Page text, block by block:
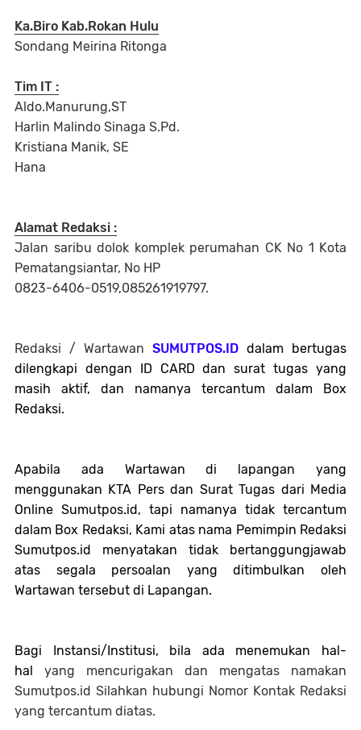
Ka.Biro Kab.Rokan Hulu
Sondang Meirina Ritonga
Tim IT :
Aldo.Manurung,ST
Harlin Malindo Sinaga S.Pd.
Kristiana Manik, SE
Hana
Alamat Redaksi :
Jalan saribu dolok komplek perumahan CK No 1 Kota
Pematangsiantar, No HP
0823-6406-0519,085261919797.
Redaksi / Wartawan SUMUTPOS.ID dalam bertugas
dilengkapi dengan ID CARD dan surat tugas yang
masih aktif, dan namanya tercantum dalam Box
Redaksi.
Apabila ada Wartawan di lapangan yang
menggunakan KTA Pers dan Surat Tugas dari Media
Online Sumutpos.id, tapi namanya tidak tercantum
dalam Box Redaksi, Kami atas nama Pemimpin Redaksi
Sumutpos.id menyatakan tidak bertanggungjawab
atas segala persoalan yang ditimbulkan oleh
Wartawan tersebut di Lapangan.
Bagi Instansi/Institusi, bila ada menemukan hal-
hal yang mencurigakan dan mengatas namakan
Sumutpos.id Silahkan hubungi Nomor Kontak Redaksi
yang tercantum diatas.